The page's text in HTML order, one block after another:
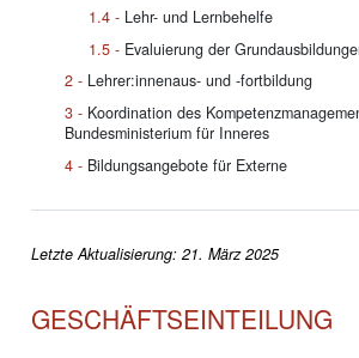
Lehr- und Lernbehelfe
Evaluierung der
Lehrer:innenaus- und -fortbildung
Koordination des
Bundesministerium für Inneres
Bildungsangebote für Externe
Letzte Aktualisierung: 21. März 2025
GESCHÄFTSEINTEILUNG